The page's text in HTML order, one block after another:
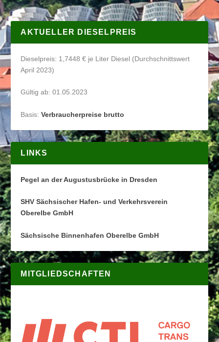
AKTUELLER DIESELPREIS
Dieselpreis: 1,7448 € je Liter Diesel (Durchschnittswert
April 2023)
Gültig ab: 01.05.2023
Basis:Verbraucherpreise brutto
LINKS
Pegel an der Augustusbrücke in Dresden
SHV Sächsischer Hafen- und Verkehrsverein
Oberelbe GmbH
Sächsische Binnenhafen Oberelbe GmbH
MITGLIEDSCHAFTEN